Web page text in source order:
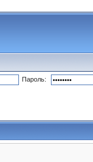
Пароль: